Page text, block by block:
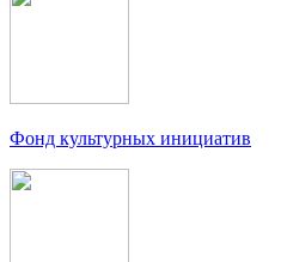
Фонд культурных инициатив